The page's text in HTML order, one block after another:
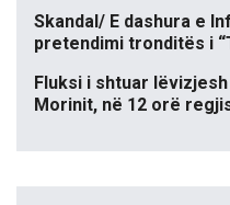
Skandal/ E dashura e
pretendimi tronditës i
Fluksi i shtuar
Morinit, në 12 orë